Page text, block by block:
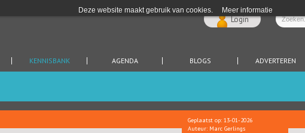
Deze website maakt gebruik van cookies. Meer informatie
Login
KENNISBANK AGENDA BLOGS ADVERTEREN
Geplaatst op: 13-01-2026
Auteur: Marc Gerlings